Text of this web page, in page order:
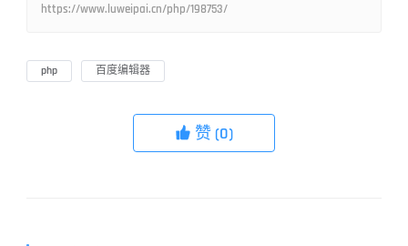
https://www.luweipai.cn/php/198753/
php 百度编辑器
 赞(0)